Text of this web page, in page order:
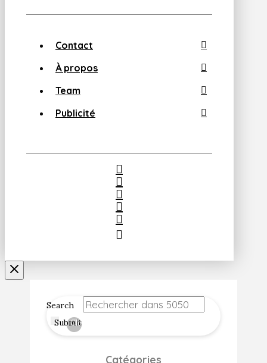
Contact
À propos
Team
Publicité
Search
Submit
Clear
Catégories